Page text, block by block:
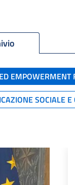
SOCIALE